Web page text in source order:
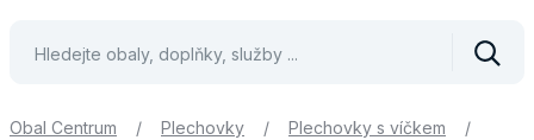
Obal Centrum / Plechovky / Plechovky s víčkem
/